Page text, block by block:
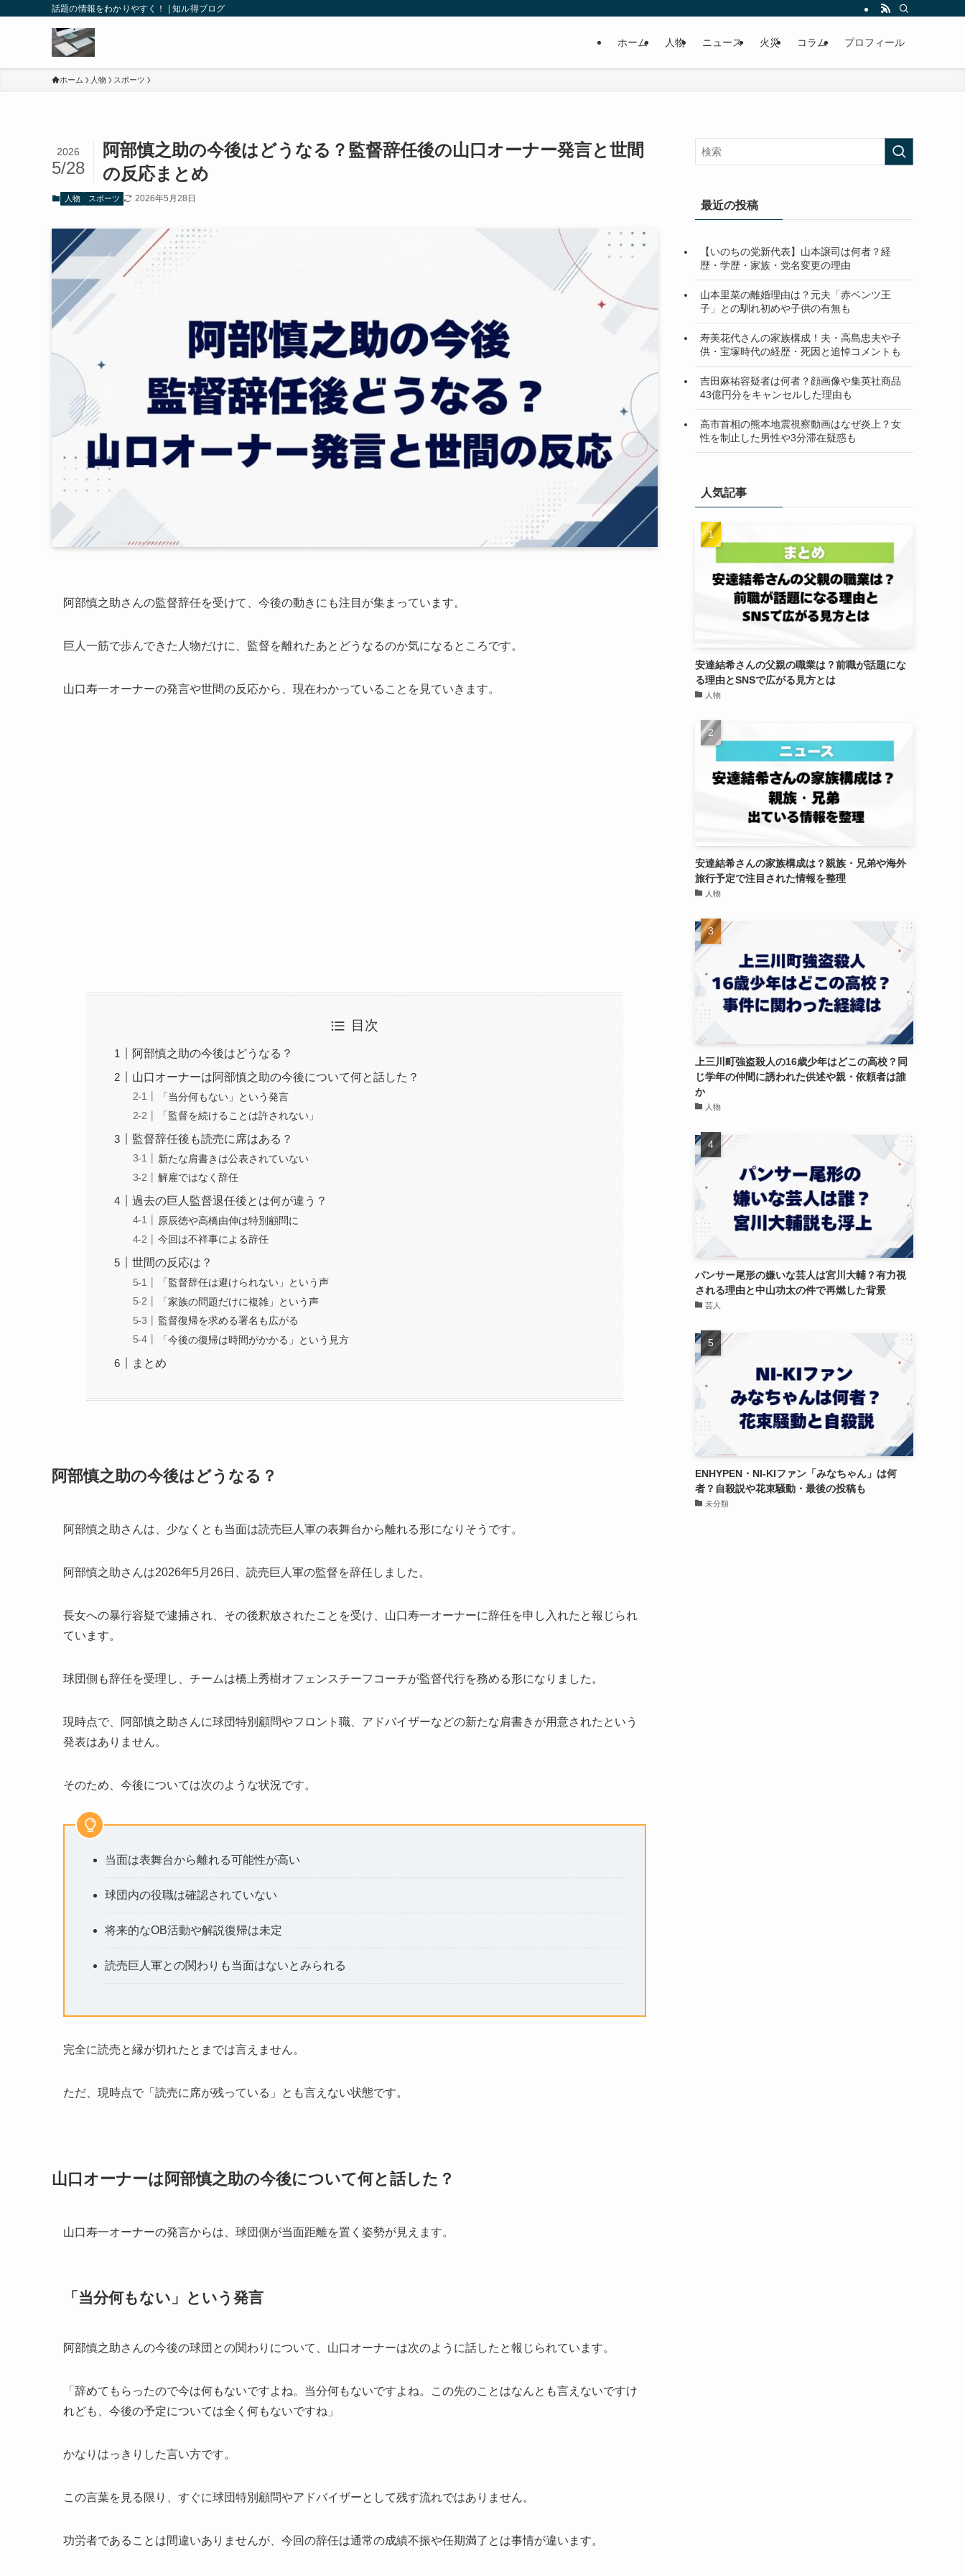
話題の情報をわかりやすく！ | 知ル得ブログ
ホーム 人物 ニュース 火災 コラム プロフィール
ホーム 人物 スポーツ
阿部慎之助の今後はどうなる？監督辞任後の山口オーナー発言と世間
の反応まとめ
2026
5/28
人物 スポーツ 2026年5月28日
阿部慎之助さんの監督辞任を受けて、今後の動きにも注目が集まっています。
巨人一筋で歩んできた人物だけに、監督を離れたあとどうなるのか気になるところです。
山口寿一オーナーの発言や世間の反応から、現在わかっていることを見ていきます。
目次
阿部慎之助の今後はどうなる？
山口オーナーは阿部慎之助の今後について何と話した？
「当分何もない」という発言
「監督を続けることは許されない」
監督辞任後も読売に席はある？
新たな肩書きは公表されていない
解雇ではなく辞任
過去の巨人監督退任後とは何が違う？
原辰徳や高橋由伸は特別顧問に
今回は不祥事による辞任
世間の反応は？
「監督辞任は避けられない」という声
「家族の問題だけに複雑」という声
監督復帰を求める署名も広がる
「今後の復帰は時間がかかる」という見方
まとめ
阿部慎之助の今後はどうなる？
阿部慎之助さんは、少なくとも当面は読売巨人軍の表舞台から離れる形になりそうです。
阿部慎之助さんは2026年5月26日、読売巨人軍の監督を辞任しました。
長女への暴行容疑で逮捕され、その後釈放されたことを受け、山口寿一オーナーに辞任を申し入れたと報じられ
ています。
球団側も辞任を受理し、チームは橋上秀樹オフェンスチーフコーチが監督代行を務める形になりました。
現時点で、阿部慎之助さんに球団特別顧問やフロント職、アドバイザーなどの新たな肩書きが用意されたという
発表はありません。
そのため、今後については次のような状況です。
当面は表舞台から離れる可能性が高い
球団内の役職は確認されていない
将来的なOB活動や解説復帰は未定
読売巨人軍との関わりも当面はないとみられる
完全に読売と縁が切れたとまでは言えません。
ただ、現時点で「読売に席が残っている」とも言えない状態です。
山口オーナーは阿部慎之助の今後について何と話した？
山口寿一オーナーの発言からは、球団側が当面距離を置く姿勢が見えます。
「当分何もない」という発言
阿部慎之助さんの今後の球団との関わりについて、山口オーナーは次のように話したと報じられています。
「辞めてもらったので今は何もないですよね。当分何もないですよね。この先のことはなんとも言えないですけ
れども、今後の予定については全く何もないですね」
かなりはっきりした言い方です。
この言葉を見る限り、すぐに球団特別顧問やアドバイザーとして残す流れではありません。
功労者であることは間違いありませんが、今回の辞任は通常の成績不振や任期満了とは事情が違います。
最近の投稿
【いのちの党新代表】山本譲司は何者？経
歴・学歴・家族・党名変更の理由
山本里菜の離婚理由は？元夫「赤ベンツ王
子」との馴れ初めや子供の有無も
寿美花代さんの家族構成！夫・高島忠夫や子
供・宝塚時代の経歴・死因と追悼コメントも
吉田麻祐容疑者は何者？顔画像や集英社商品
43億円分をキャンセルした理由も
高市首相の熊本地震視察動画はなぜ炎上？女
性を制止した男性や3分滞在疑惑も
人気記事
安達結希さんの父親の職業は？前職が話題にな
る理由とSNSで広がる見方とは
人物
安達結希さんの家族構成は？親族・兄弟や海外
旅行予定で注目された情報を整理
人物
上三川町強盗殺人の16歳少年はどこの高校？同
じ学年の仲間に誘われた供述や親・依頼者は誰
か
人物
パンサー尾形の嫌いな芸人は宮川大輔？有力視
される理由と中山功太の件で再燃した背景
芸人
ENHYPEN・NI-KIファン「みなちゃん」は何
者？自殺説や花束騒動・最後の投稿も
未分類